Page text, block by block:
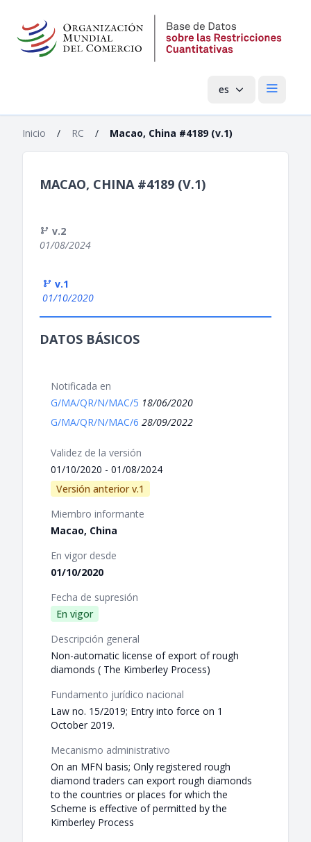
es Menú
Inicio / RC / Macao, China #4189 (v.1)
MACAO, CHINA #4189 (V.1)
v.2
01/08/2024
v.1
01/10/2020
DATOS BÁSICOS
Notificada en
G/MA/QR/N/MAC/5 18/06/2020
G/MA/QR/N/MAC/6 28/09/2022
Validez de la versión
01/10/2020 - 01/08/2024
Versión anterior v.1
Miembro informante
Macao, China
En vigor desde
01/10/2020
Fecha de supresión
En vigor
Descripción general
Non-automatic license of export of rough
diamonds ( The Kimberley Process)
Fundamento jurídico nacional
Law no. 15/2019; Entry into force on 1
October 2019.
Mecanismo administrativo
On an MFN basis; Only registered rough
diamond traders can export rough diamonds
to the countries or places for which the
Scheme is effective of permitted by the
Kimberley Process